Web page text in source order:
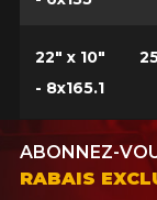
22" x 10"
- 8x165.1
ABONNEZ-
RABAIS